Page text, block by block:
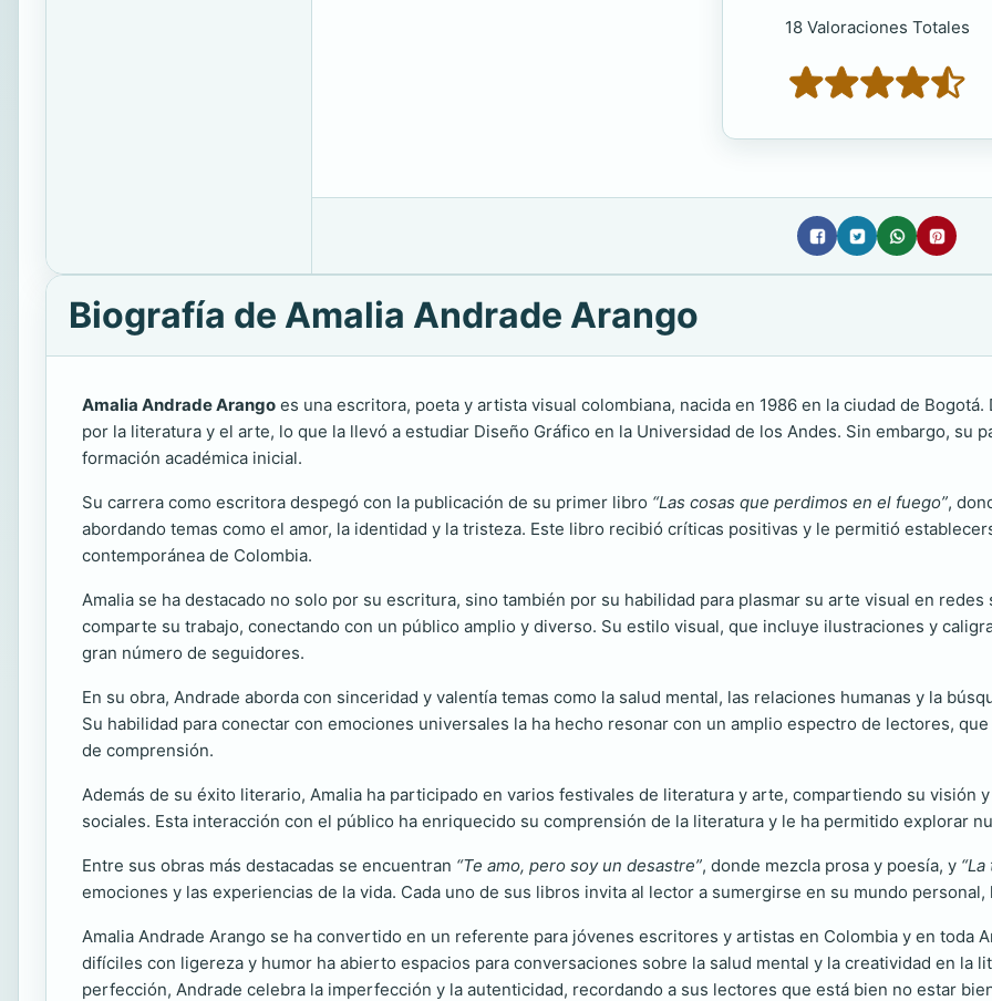
18 Valoraciones Totales
Biografía de Amalia Andrade Arango
Amalia Andrade Arango es una escritora, poeta y artista visual colombiana, nacida en 1986 en la ciudad de
por la literatura y el arte, lo que la llevó a estudiar Diseño Gráfico en la Universidad de los Andes. Sin embargo, su
formación académica inicial.
Su carrera como escritora despegó con la publicación de su primer libro “Las cosas que perdimos en el fuego”,
abordando temas como el amor, la identidad y la tristeza. Este libro recibió críticas positivas y le permitió
contemporánea de Colombia.
Amalia se ha destacado no solo por su escritura, sino también por su habilidad para plasmar su arte visual en
comparte su trabajo, conectando con un público amplio y diverso. Su estilo visual, que incluye ilustraciones y
gran número de seguidores.
En su obra, Andrade aborda con sinceridad y valentía temas como la salud mental, las relaciones humanas y la
Su habilidad para conectar con emociones universales la ha hecho resonar con un amplio espectro de lectores,
de comprensión.
Además de su éxito literario, Amalia ha participado en varios festivales de literatura y arte, compartiendo su visión
sociales. Esta interacción con el público ha enriquecido su comprensión de la literatura y le ha permitido explorar
Entre sus obras más destacadas se encuentran “Te amo, pero soy un desastre”, donde mezcla prosa y poesía, y
emociones y las experiencias de la vida. Cada uno de sus libros invita al lector a sumergirse en su mundo
Amalia Andrade Arango se ha convertido en un referente para jóvenes escritores y artistas en Colombia y en toda
difíciles con ligereza y humor ha abierto espacios para conversaciones sobre la salud mental y la creatividad en la
perfección, Andrade celebra la imperfección y la autenticidad, recordando a sus lectores que está bien no estar